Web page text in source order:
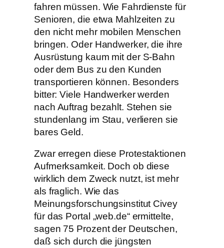
fahren müssen. Wie Fahrdienste für
Senioren, die etwa Mahlzeiten zu
den nicht mehr mobilen Menschen
bringen. Oder Handwerker, die ihre
Ausrüstung kaum mit der S-Bahn
oder dem Bus zu den Kunden
transportieren können. Besonders
bitter: Viele Handwerker werden
nach Auftrag bezahlt. Stehen sie
stundenlang im Stau, verlieren sie
bares Geld.
Zwar erregen diese Protestaktionen
Aufmerksamkeit. Doch ob diese
wirklich dem Zweck nutzt, ist mehr
als fraglich. Wie das
Meinungsforschungsinstitut Civey
für das Portal „web.de“ ermittelte,
sagen 75 Prozent der Deutschen,
daß sich durch die jüngsten